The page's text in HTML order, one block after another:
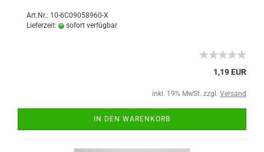
Art.Nr.: 10-6C09058960-X
Lieferzeit:
sofort verfügbar
1,19 EUR
inkl. 19% MwSt. zzgl. Versand
IN DEN WARENKORB